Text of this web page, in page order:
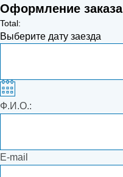
Оформление заказа
Total:
Выберите дату заезда
Ф.И.О.:
E-mail